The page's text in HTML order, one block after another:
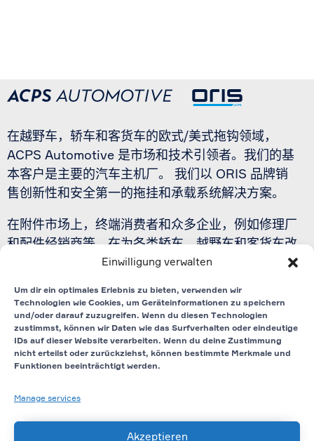
Einwilligung verwalten
Um dir ein optimales Erlebnis zu bieten, verwenden wir
Technologien wie Cookies, um Geräteinformationen zu speichern
und/oder darauf zuzugreifen. Wenn du diesen Technologien
zustimmst, können wir Daten wie das Surfverhalten oder eindeutige
IDs auf dieser Website verarbeiten. Wenn du deine Zustimmung
nicht erteilst oder zurückziehst, können bestimmte Merkmale und
Funktionen beeinträchtigt werden.
Manage services
Akzeptieren
在越野车，轿车和客货车的欧式/美式拖钩领域，
ACPS Automotive 是市场和技术引领者。我们的基
本客户是主要的汽车主机厂。 我们以 ORIS 品牌销
售创新性和安全第一的拖挂和承载系统解决方案。
在附件市场上，终端消费者和众多企业，例如修理厂
和配件经销商等，在为各类轿车，越野车和客货车改
装时也对我们的 ORIS 品牌拖钩和自行车架也倍加信
联络表格
ACPS Automotive 德国
ACPS Automotive 全球
隐私政策
版本说明